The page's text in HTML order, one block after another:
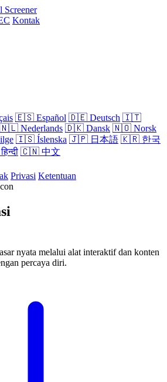
Screener
Kontak
🇪🇸 Español 🇩🇪 Deutsch 🇮🇹
🇳🇱 Nederlands 🇩🇰 Dansk 🇳🇴 Norsk
🇮🇸 Íslenska 🇯🇵 日本語 🇰🇷 한국
हिन्दी 🇨🇳 中文
Privasi Ketentuan
nyata melalui alat interaktif dan konten
percaya diri.